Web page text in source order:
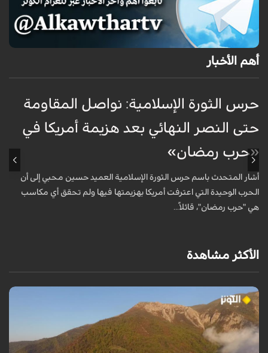
أهم الأخبار
حرس الثورة الإسلامية: نواصل المقاومة
حتى النصر النهائي بعد هزيمة أمريكا في
«حرب رمضان»
أشار المتحدث باسم حرس الثورة الإسلامية العميد حسين محبي إلى أن
الحرب الوحيدة التي اعترفت أمريكا بهزيمتها فيها ولم تحقق أي مكاسب
هي "حرب رمضان"، قائلاً...
الأكثر مشاهدة